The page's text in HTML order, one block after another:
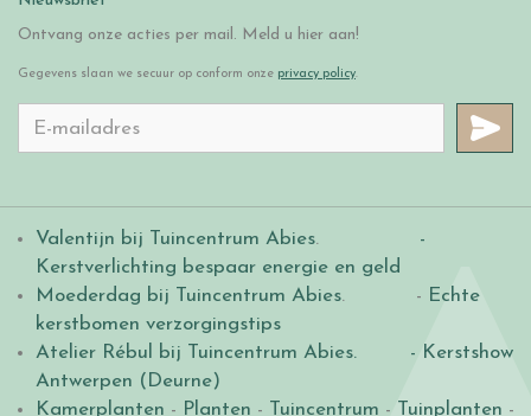
Ontvang onze acties per mail. Meld u hier aan!
Gegevens slaan we secuur op conform onze privacy policy.
Valentijn bij Tuincentrum Abies.
-
Kerstverlichting bespaar energie en geld
Moederdag bij Tuincentrum Abies. - Echte
kerstbomen verzorgingstips
Atelier Rébul bij Tuincentrum Abies.
- Kerstshow
Antwerpen (Deurne)
Kamerplanten - Planten - Tuincentrum - Tuinplanten -